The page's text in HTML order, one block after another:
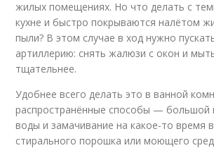
жилых помещениях. Но что делать с
кухне и быстро покрываются налётом
пыли? В этом случае в ход нужно
артиллерию: снять жалюзи с окон и
тщательнее.
Удобнее всего делать это в ванной
распространённые способы — большой
воды и замачивание на какое-то время
стирального порошка или моющего